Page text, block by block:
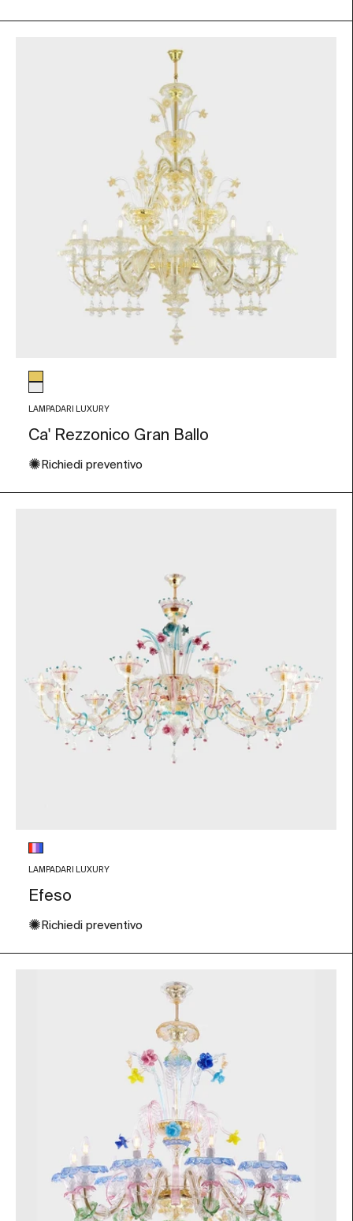
Colore vetro
Foglia Oro
Trasparente
LAMPADARI LUXURY
Ca' Rezzonico Gran Ballo
✺ Richiedi preventivo
Colore vetro
Multicolore
LAMPADARI LUXURY
Efeso
✺ Richiedi preventivo